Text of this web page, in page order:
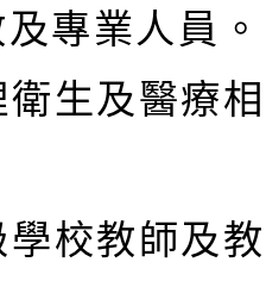
專業人員。
生及醫療相
校教師及教